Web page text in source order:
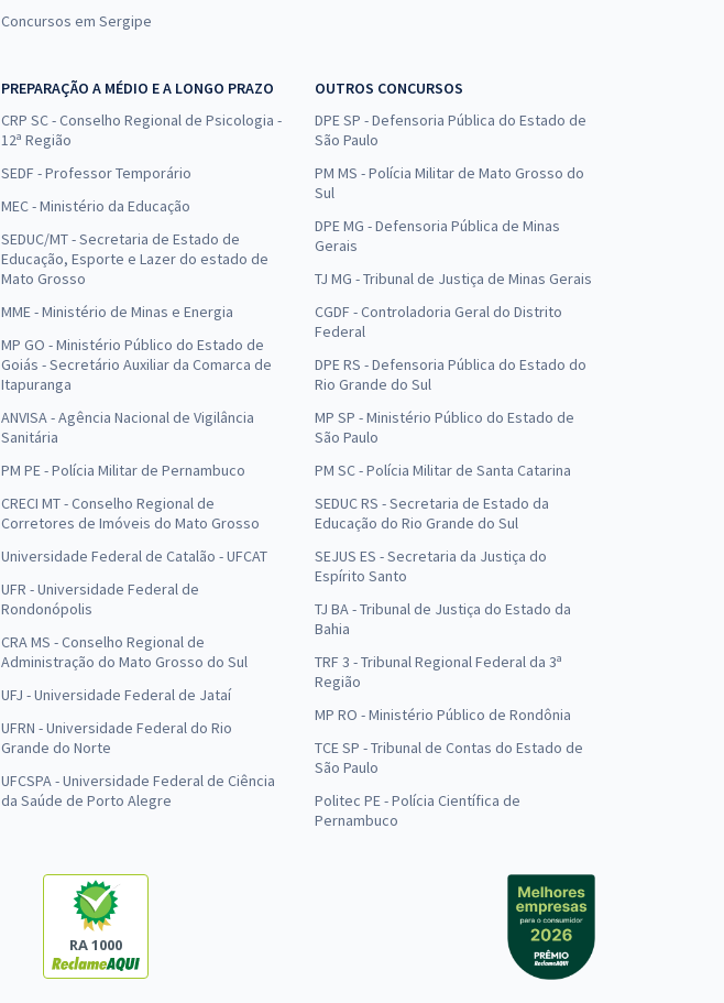
Concursos em Sergipe
PREPARAÇÃO A MÉDIO E A LONGO PRAZO
CRP SC - Conselho Regional de Psicologia -
12ª Região
SEDF - Professor Temporário
MEC - Ministério da Educação
SEDUC/MT - Secretaria de Estado de
Educação, Esporte e Lazer do estado de
Mato Grosso
MME - Ministério de Minas e Energia
MP GO - Ministério Público do Estado de
Goiás - Secretário Auxiliar da Comarca de
Itapuranga
ANVISA - Agência Nacional de Vigilância
Sanitária
PM PE - Polícia Militar de Pernambuco
CRECI MT - Conselho Regional de
Corretores de Imóveis do Mato Grosso
Universidade Federal de Catalão - UFCAT
UFR - Universidade Federal de
Rondonópolis
CRA MS - Conselho Regional de
Administração do Mato Grosso do Sul
UFJ - Universidade Federal de Jataí
UFRN - Universidade Federal do Rio
Grande do Norte
UFCSPA - Universidade Federal de Ciência
da Saúde de Porto Alegre
OUTROS CONCURSOS
DPE SP - Defensoria Pública do Estado de
São Paulo
PM MS - Polícia Militar de Mato Grosso do
Sul
DPE MG - Defensoria Pública de Minas
Gerais
TJ MG - Tribunal de Justiça de Minas Gerais
CGDF - Controladoria Geral do Distrito
Federal
DPE RS - Defensoria Pública do Estado do
Rio Grande do Sul
MP SP - Ministério Público do Estado de
São Paulo
PM SC - Polícia Militar de Santa Catarina
SEDUC RS - Secretaria de Estado da
Educação do Rio Grande do Sul
SEJUS ES - Secretaria da Justiça do
Espírito Santo
TJ BA - Tribunal de Justiça do Estado da
Bahia
TRF 3 - Tribunal Regional Federal da 3ª
Região
MP RO - Ministério Público de Rondônia
TCE SP - Tribunal de Contas do Estado de
São Paulo
Politec PE - Polícia Científica de
Pernambuco
RA 1000